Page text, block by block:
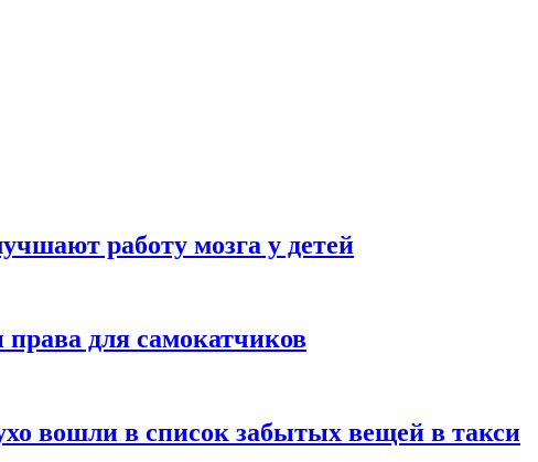
работу мозга у детей
для самокатчиков
вошли в список забытых вещей в такси